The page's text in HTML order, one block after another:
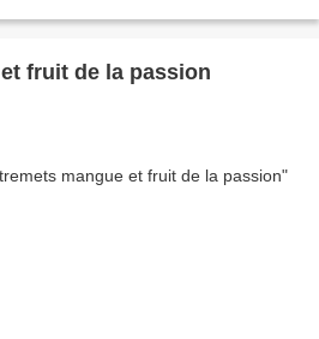
fruit de la passion